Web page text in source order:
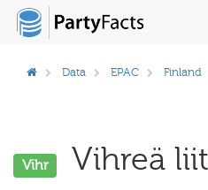
Data EPAC Finland
Vihr Vihreä